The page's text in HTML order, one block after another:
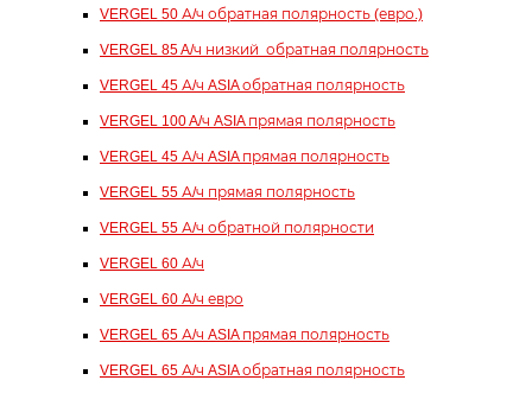
VERGEL 50 А/ч обратная полярность (евро.)
VERGEL 85 A/ч низкий обратная полярность
VERGEL 45 А/ч ASIA обратная полярность
VERGEL 100 A/ч ASIA прямая полярность
VERGEL 45 А/ч ASIA прямая полярность
VERGEL 55 А/ч прямая полярность
VERGEL 55 А/ч обратной полярности
VERGEL 60 А/ч
VERGEL 60 А/ч евро
VERGEL 65 А/ч ASIA прямая полярность
VERGEL 65 А/ч ASIA обратная полярность